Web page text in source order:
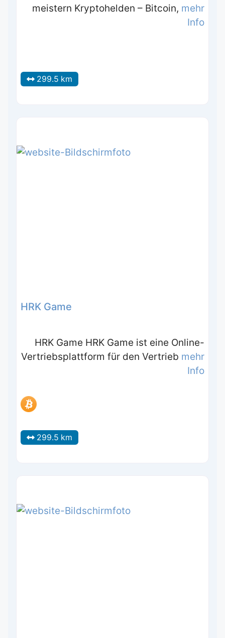
meistern Kryptohelden – Bitcoin, mehr
Info
299.5 km
HRK Game
HRK Game HRK Game ist eine Online-
Vertriebsplattform für den Vertrieb mehr
Info
299.5 km